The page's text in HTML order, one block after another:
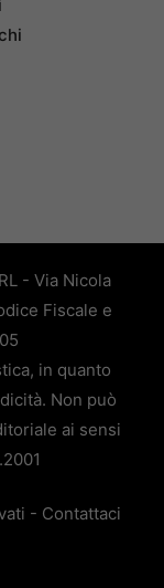
- Via Nicola
Fiscale e
in quanto
Non può
ai sensi
- Contattaci